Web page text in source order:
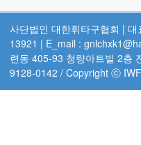
사단법인 대한휘타구협회 |
13921 | E_mail :
련동 405-93 청량아트빌 2층
9128-0142 / Copyright ⓒ